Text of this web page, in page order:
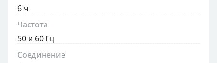
6 ч
Частота
50 и 60 Гц
Соединение